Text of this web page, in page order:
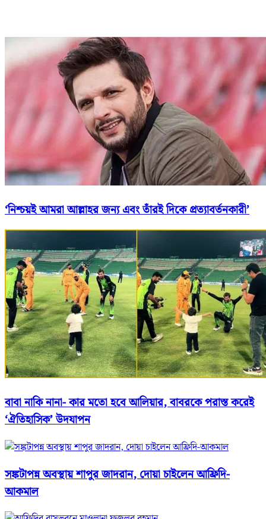
‘নিশ্চয়ই আমরা আল্লাহর জন্য এবং তাঁরই দিকে প্রত্যাবর্তনকারী’
বাবা নাকি নানা- কার মতো হবে আলিয়ার, বাবরকে পরাস্ত করেই
‘ঐতিহাসিক’ উদযাপন
সঙ্কটাপন্ন অবস্থায় শাপুর জাদরান, দোয়া চাইলেন আফ্রিদি-
আকমাল